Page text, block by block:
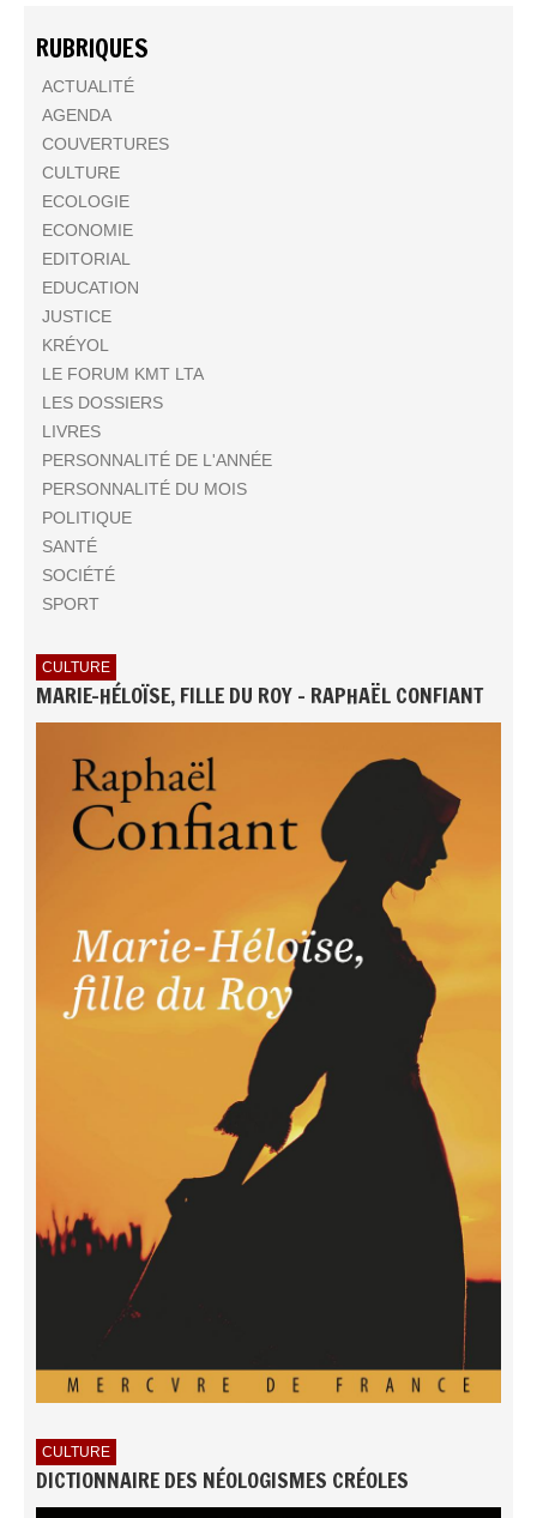
RUBRIQUES
ACTUALITÉ
AGENDA
COUVERTURES
CULTURE
ECOLOGIE
ECONOMIE
EDITORIAL
EDUCATION
JUSTICE
KRÉYOL
LE FORUM KMT LTA
LES DOSSIERS
LIVRES
PERSONNALITÉ DE L'ANNÉE
PERSONNALITÉ DU MOIS
POLITIQUE
SANTÉ
SOCIÉTÉ
SPORT
CULTURE
MARIE-HÉLOÏSE, FILLE DU ROY - RAPHAËL CONFIANT
CULTURE
DICTIONNAIRE DES NÉOLOGISMES CRÉOLES